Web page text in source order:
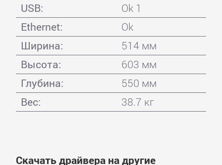
USB:
Ok 1
Ethernet:
Ok
Ширина:
514 мм
Высота:
603 мм
Глубина:
550 мм
Вес:
38.7 кг
Скачать драйвера на другие